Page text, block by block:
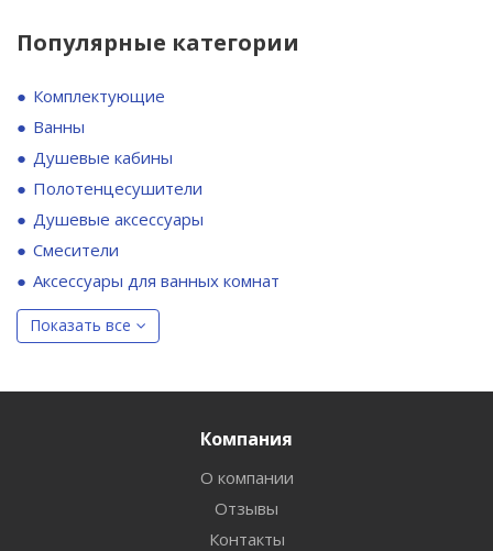
Популярные категории
Комплектующие
Ванны
Душевые кабины
Полотенцесушители
Душевые аксессуары
Смесители
Аксессуары для ванных комнат
Показать все
Компания
О компании
Отзывы
Контакты